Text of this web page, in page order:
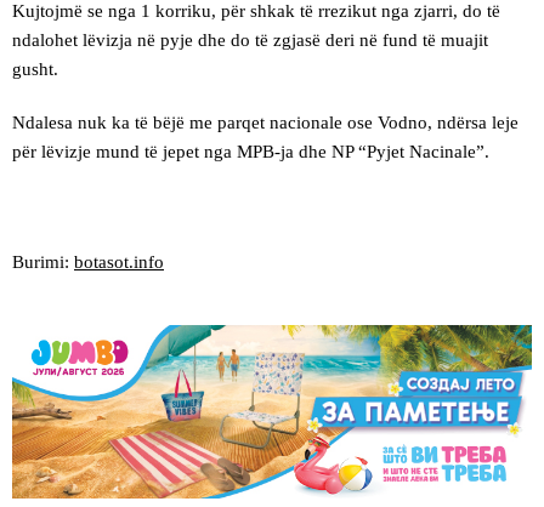
Kujtojmë se nga 1 korriku, për shkak të rrezikut nga zjarri, do të
ndalohet lëvizja në pyje dhe do të zgjasë deri në fund të muajit
gusht.
Ndalesa nuk ka të bëjë me parqet nacionale ose Vodno, ndërsa leje
për lëvizje mund të jepet nga MPB-ja dhe NP “Pyjet Nacinale”.
Burimi: botasot.info